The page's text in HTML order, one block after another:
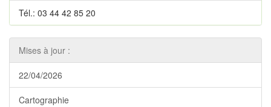
Tél.: 03 44 42 85 20
Mises à jour :
22/04/2026
Cartographie